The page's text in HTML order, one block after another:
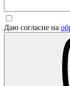
Даю согласие на